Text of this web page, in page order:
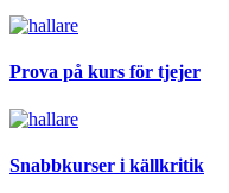
Prova på kurs för tjejer
Snabbkurser i källkritik